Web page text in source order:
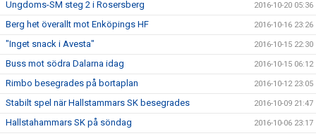
Ungdoms-SM steg 2 i Rosersberg 2016-10-20 05:36
Berg het överallt mot Enköpings HF 2016-10-16 23:26
"Inget snack i Avesta" 2016-10-15 22:30
Buss mot södra Dalarna idag 2016-10-15 06:12
Rimbo besegrades på bortaplan 2016-10-12 23:05
Stabilt spel när Hallstammars SK besegrades 2016-10-09 21:47
Hallstahammars SK på söndag 2016-10-06 23:17